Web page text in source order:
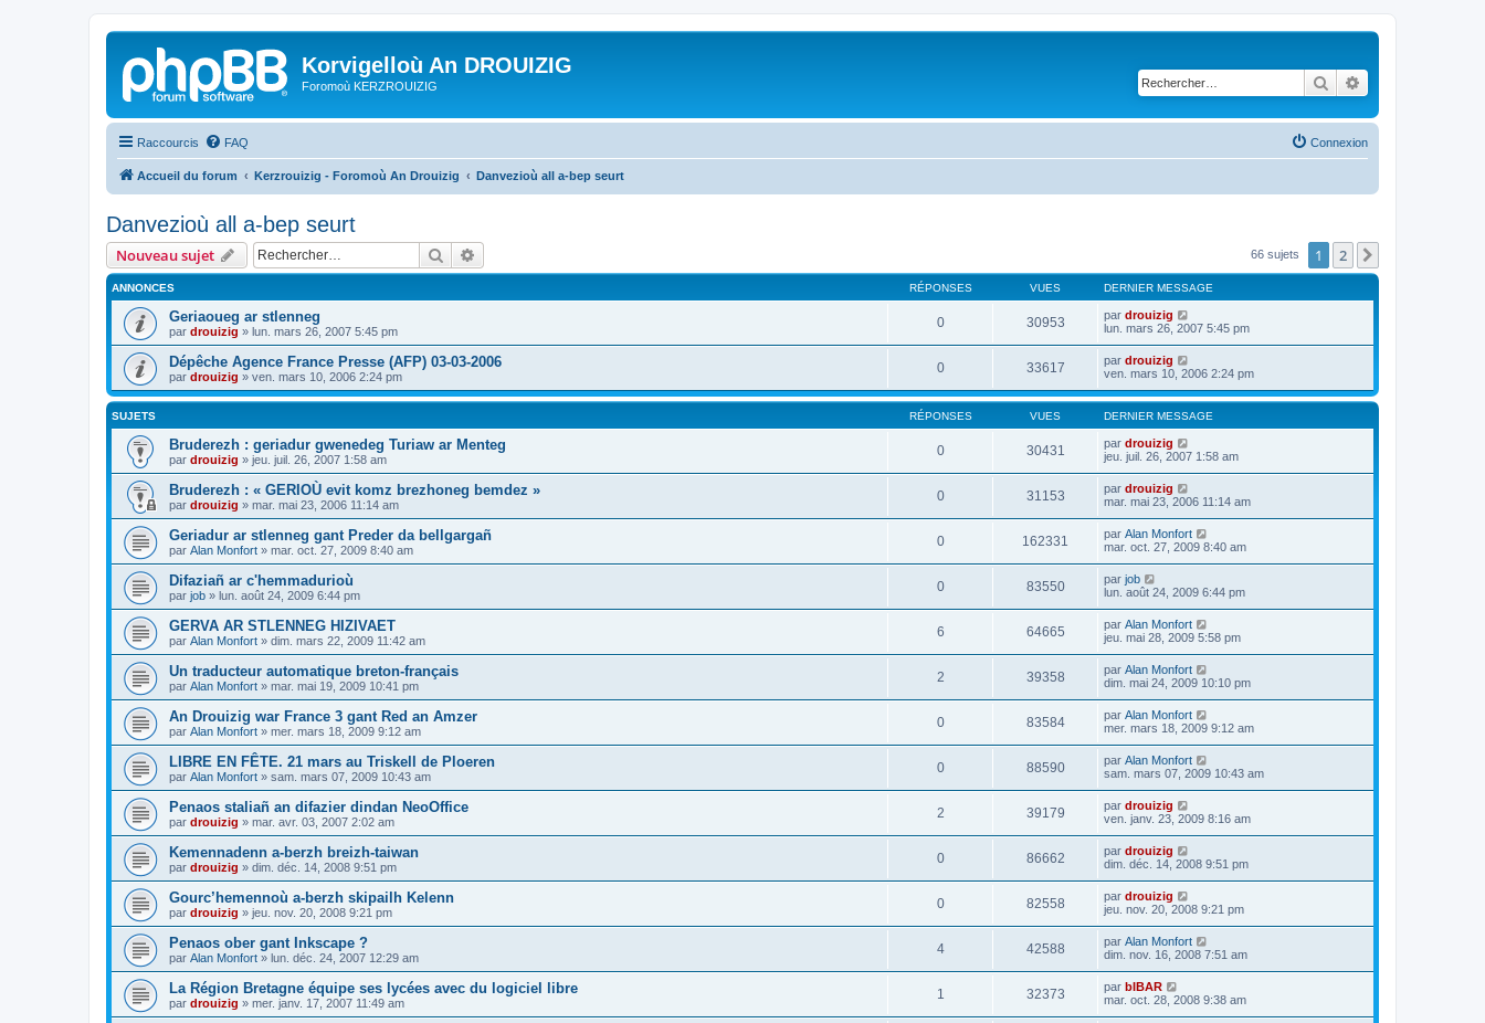
Korvigelloù An DROUIZIG
Foromoù KERZROUIZIG Rechercher
Raccourcis FAQ Connexion
Accueil du forum Kerzrouizig - Foromoù An Drouizig Danvezioù all a-bep seurt
Danvezioù all a-bep seurt
Nouveau sujet Rechercher 66 sujets 1 2
ANNONCES RÉPONSES VUES DERNIER MESSAGE
Geriaoueg ar stlenneg
par drouizig » lun. mars 26, 2007 5:45 pm
0 30953 par drouizig
lun. mars 26, 2007 5:45 pm
Dépêche Agence France Presse (AFP) 03-03-2006
par drouizig » ven. mars 10, 2006 2:24 pm
0 33617 par drouizig
ven. mars 10, 2006 2:24 pm
SUJETS RÉPONSES VUES DERNIER MESSAGE
Bruderezh : geriadur gwenedeg Turiaw ar Menteg
par drouizig » jeu. juil. 26, 2007 1:58 am
0 30431 par drouizig
jeu. juil. 26, 2007 1:58 am
Bruderezh : « GERIOÙ evit komz brezhoneg bemdez »
par drouizig » mar. mai 23, 2006 11:14 am
0 31153 par drouizig
mar. mai 23, 2006 11:14 am
Geriadur ar stlenneg gant Preder da bellgargañ
par Alan Monfort » mar. oct. 27, 2009 8:40 am
0 162331 par Alan Monfort
mar. oct. 27, 2009 8:40 am
Difaziañ ar c'hemmadurioù
par job » lun. août 24, 2009 6:44 pm
0 83550 par job
lun. août 24, 2009 6:44 pm
GERVA AR STLENNEG HIZIVAET
par Alan Monfort » dim. mars 22, 2009 11:42 am
6 64665 par Alan Monfort
jeu. mai 28, 2009 5:58 pm
Un traducteur automatique breton-français
par Alan Monfort » mar. mai 19, 2009 10:41 pm
2 39358 par Alan Monfort
dim. mai 24, 2009 10:10 pm
An Drouizig war France 3 gant Red an Amzer
par Alan Monfort » mer. mars 18, 2009 9:12 am
0 83584 par Alan Monfort
mer. mars 18, 2009 9:12 am
LIBRE EN FÊTE. 21 mars au Triskell de Ploeren
par Alan Monfort » sam. mars 07, 2009 10:43 am
0 88590 par Alan Monfort
sam. mars 07, 2009 10:43 am
Penaos staliañ an difazier dindan NeoOffice
par drouizig » mar. avr. 03, 2007 2:02 am
2 39179 par drouizig
ven. janv. 23, 2009 8:16 am
Kemennadenn a-berzh breizh-taiwan
par drouizig » dim. déc. 14, 2008 9:51 pm
0 86662 par drouizig
dim. déc. 14, 2008 9:51 pm
Gourc’hemennoù a-berzh skipailh Kelenn
par drouizig » jeu. nov. 20, 2008 9:21 pm
0 82558 par drouizig
jeu. nov. 20, 2008 9:21 pm
Penaos ober gant Inkscape ?
par Alan Monfort » lun. déc. 24, 2007 12:29 am
4 42588 par Alan Monfort
dim. nov. 16, 2008 7:51 am
La Région Bretagne équipe ses lycées avec du logiciel libre
par drouizig » mer. janv. 17, 2007 11:49 am
1 32373 par bIBAR
mar. oct. 28, 2008 9:38 am